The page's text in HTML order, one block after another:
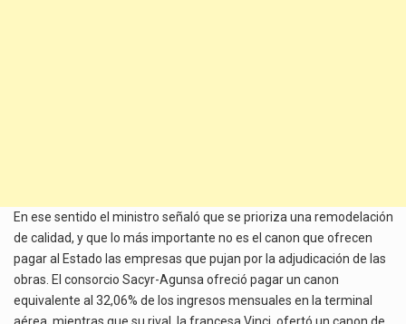
En ese sentido el ministro señaló que se prioriza una remodelación
de calidad, y que lo más importante no es el canon que ofrecen
pagar al Estado las empresas que pujan por la adjudicación de las
obras. El consorcio Sacyr-Agunsa ofreció pagar un canon
equivalente al 32,06% de los ingresos mensuales en la terminal